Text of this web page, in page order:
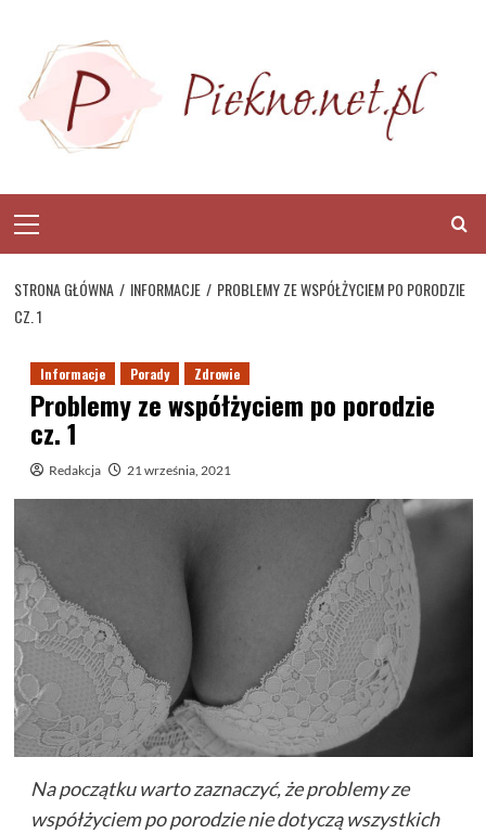
content
Menu
STRONA GŁÓWNA INFORMACJE
PROBLEMY ZE WSPÓŁŻYCIEM PO PORODZIE
CZ. 1
Informacje Porady Zdrowie
Problemy ze współżyciem po porodzie
cz. 1
Redakcja 21 września, 2021
Na początku warto zaznaczyć, że problemy ze
współżyciem po porodzie nie dotyczą wszystkich